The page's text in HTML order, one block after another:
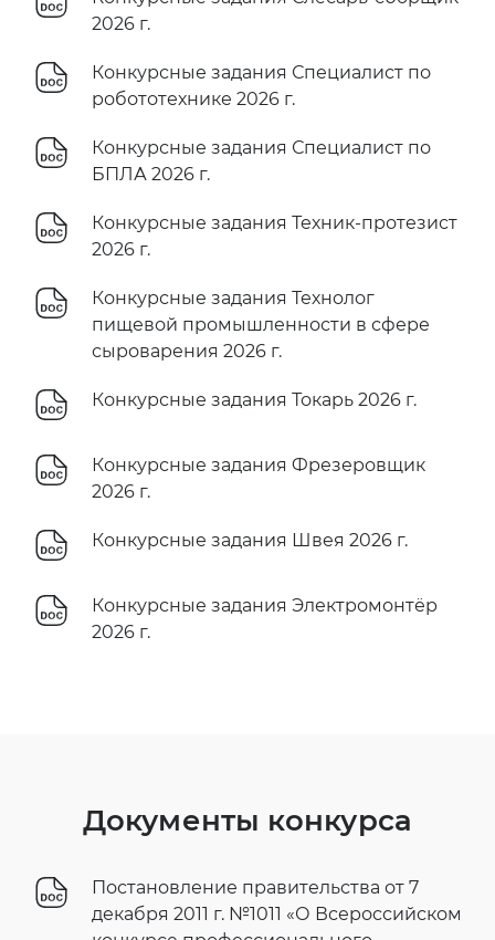
2026 г.
Конкурсные задания Специалист по
робототехнике 2026 г.
Конкурсные задания Специалист по
БПЛА 2026 г.
Конкурсные задания Техник-протезист
2026 г.
Конкурсные задания Технолог
пищевой промышленности в сфере
сыроварения 2026 г.
Конкурсные задания Токарь 2026 г.
Конкурсные задания Фрезеровщик
2026 г.
Конкурсные задания Швея 2026 г.
Конкурсные задания Электромонтёр
2026 г.
Документы конкурса
Постановление правительства от 7
декабря 2011 г. №1011 «О Всероссийском